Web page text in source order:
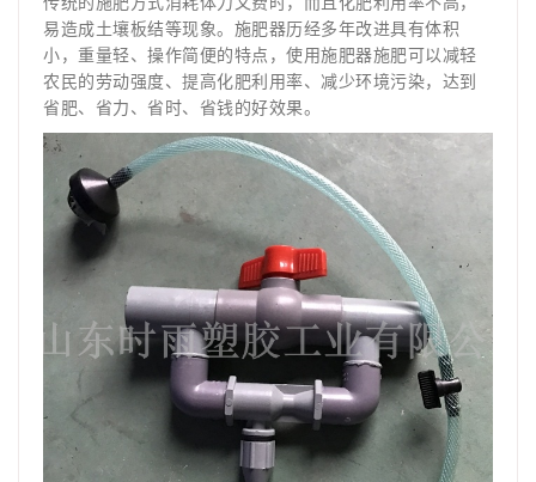
易造成土壤板结等现象。施肥器历经多年改进具有体积
小，重量轻、操作简便的特点，使用施肥器施肥可以减轻
农民的劳动强度、提高化肥利用率、减少环境污染，达到
省肥、省力、省时、省钱的好效果。